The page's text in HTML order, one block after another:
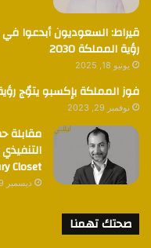
قيراط: السعوديون أبدعوا في
رؤية المملكة 2030
يونيو 18, 2025
فوز المملكة بإكسبو يتوٌج رؤية
نوفمبر 29, 2023
مقابلة
Closet
ديسمبر 19, 2024
صحتك تهمنا